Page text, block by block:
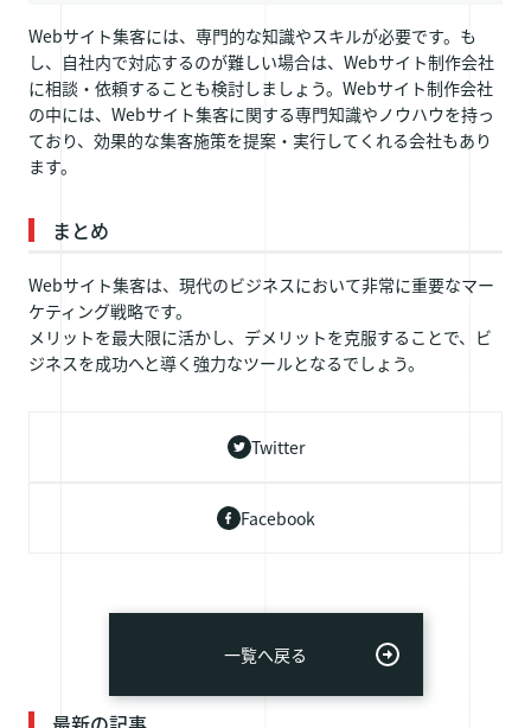
Webサイト集客には、専門的な知識やスキルが必要です。も
し、自社内で対応するのが難しい場合は、Webサイト制作会社
に相談・依頼することも検討しましょう。Webサイト制作会社
の中には、Webサイト集客に関する専門知識やノウハウを持っ
ており、効果的な集客施策を提案・実行してくれる会社もあり
ます。
まとめ
Webサイト集客は、現代のビジネスにおいて非常に重要なマー
ケティング戦略です。
メリットを最大限に活かし、デメリットを克服することで、ビ
ジネスを成功へと導く強力なツールとなるでしょう。
Twitter
Facebook
一覧へ戻る